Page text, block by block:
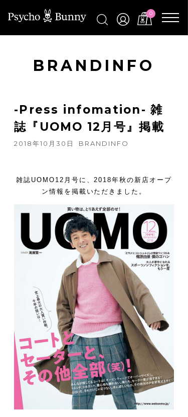
0
BRANDINFO
-Press infomation- 雑
誌『UOMO 12月号』掲載
2018年10月30日 BRANDINFO
雑誌UOMO12月号に、2018年秋の新店オープ
ン情報を掲載いただきました。